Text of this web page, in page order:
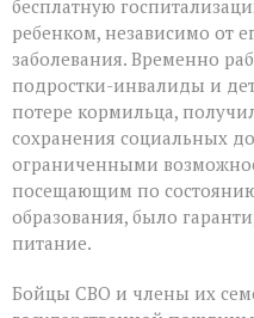
бесплатную
ребенком, независимо от
заболевания. Временно
подростки-инвалиды и
потере кормильца,
сохранения социальных
ограниченными
посещающим по
образования, было
питание.
Бойцы СВО и члены их